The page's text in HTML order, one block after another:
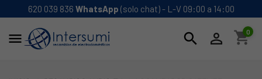
620 039 836 WhatsApp (solo chat) - L-V 09:00 a 14:00
 search  shopping_cart
0